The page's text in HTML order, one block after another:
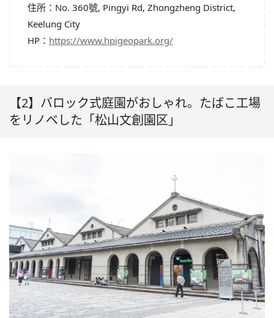
住所：No. 360號, Pingyi Rd, Zhongzheng District,
Keelung City
HP： https://www.hpigeopark.org/
【2】バロック式庭園がおしゃれ。たばこ工場
をリノベした「松山文創園区」